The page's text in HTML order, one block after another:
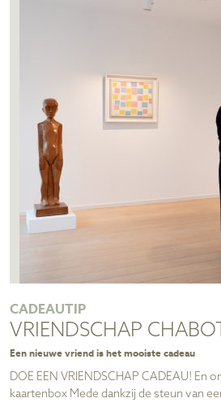
CADEAUTIP
VRIENDSCHAP
Een nieuwe vriend is het mooiste cadeau
DOE EEN VRIENDSCHAP CADEAU! En
kaartenbox Mede dankzij de steun van